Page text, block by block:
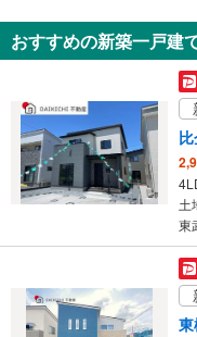
知
を
け
取
る
・
条
おすすめの新築一戸建
土
東